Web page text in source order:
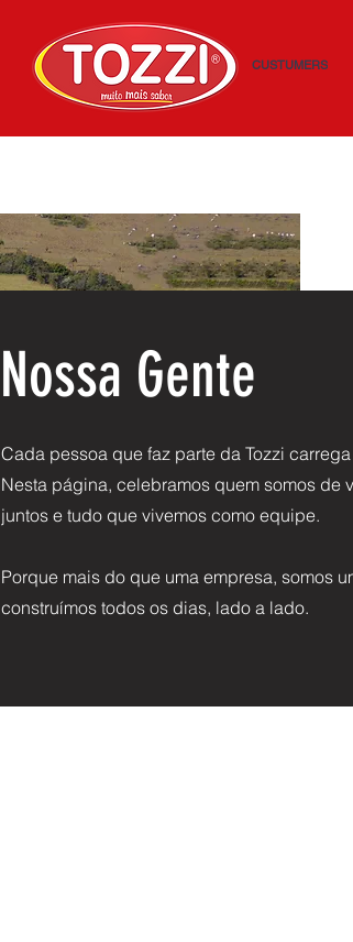
CUSTUMERS
Nossa Gente
Cada pessoa que faz parte da Tozzi
Nesta página, celebramos quem somos
juntos e tudo que vivemos como equipe.
Porque mais do que uma empresa, somos
construímos todos os dias, lado a lado.